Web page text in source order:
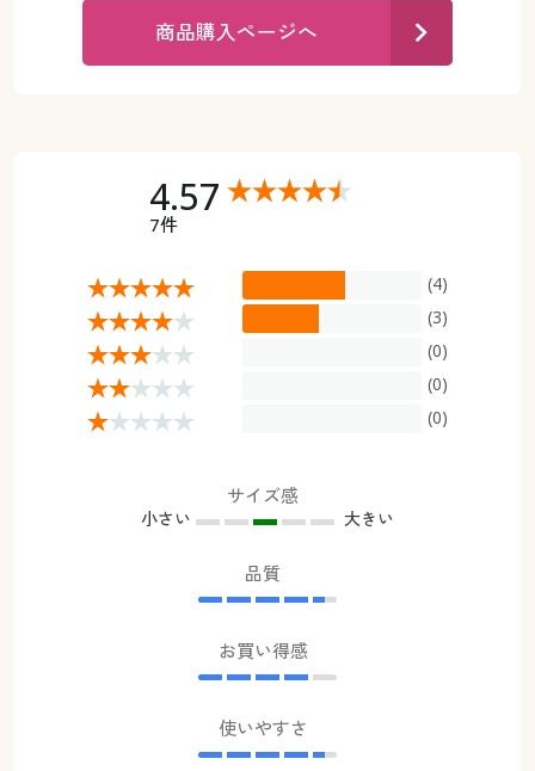
よくある質問とお問い合わせ
よくある質問とお問い合わせ
商品購入ページへ
4.57
7件
(4)
(3)
(0)
(0)
(0)
サイズ感
小さい 大きい
品質
お買い得感
使いやすさ